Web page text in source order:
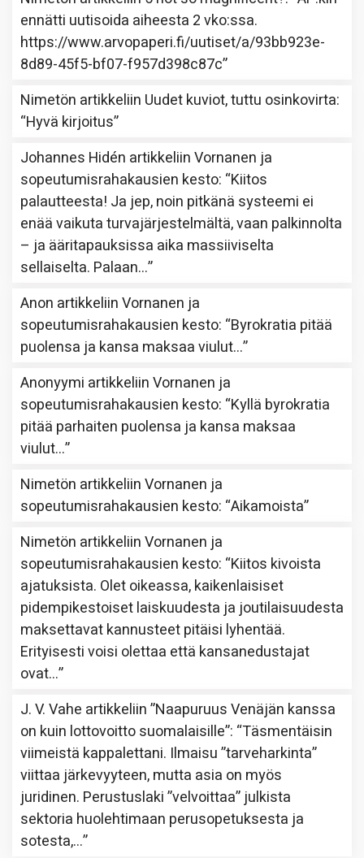
ennätti uutisoida aiheesta 2 vko:ssa.
https://www.arvopaperi.fi/uutiset/a/93bb923e-
8d89-45f5-bf07-f957d398c87c”
Nimetön artikkeliin Uudet kuviot, tuttu osinkovirta:
“Hyvä kirjoitus”
Johannes Hidén artikkeliinVornanen ja
sopeutumisrahakausien kesto: “Kiitos
palautteesta! Ja jep, noin pitkänä systeemi ei
enää vaikuta turvajärjestelmältä, vaan palkinnolta
– ja ääritapauksissa aika massiiviselta
sellaiselta. Palaan…”
Anon artikkeliinVornanen ja
sopeutumisrahakausien kesto: “Byrokratia pitää
puolensa ja kansa maksaa viulut…”
Anonyymi artikkeliinVornanen ja
sopeutumisrahakausien kesto: “Kyllä byrokratia
pitää parhaiten puolensa ja kansa maksaa
viulut…”
Nimetön artikkeliinVornanen ja
sopeutumisrahakausien kesto: “Aikamoista”
Nimetön artikkeliinVornanen ja
sopeutumisrahakausien kesto: “Kiitos kivoista
ajatuksista. Olet oikeassa, kaikenlaisiset
pidempikestoiset laiskuudesta ja joutilaisuudesta
maksettavat kannusteet pitäisi lyhentää.
Erityisesti voisi olettaa että kansanedustajat
ovat…”
J. V. Vahe artikkeliin”Naapuruus Venäjän kanssa
on kuin lottovoitto suomalaisille”: “Täsmentäisin
viimeistä kappalettani. Ilmaisu ”tarveharkinta”
viittaa järkevyyteen, mutta asia on myös
juridinen. Perustuslaki ”velvoittaa” julkista
sektoria huolehtimaan perusopetuksesta ja
sotesta,…”